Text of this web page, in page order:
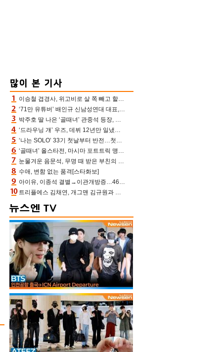
이승철 겹경사, 위고비로 살 쪽 빼고 할아버지 된다‥마음으로 낳은 딸 임신 자랑(유퀴즈)
‘71만 유튜버’ 배인규 신남성연대 대표, 오늘(5일) 숨진 채 발견…향년 36세
박주호 딸 나은 ‘골때녀’ 관중석 등장, 김민재 복제인간 보고 혼란 [결정적장면]
‘드라우닝 걔’ 우즈, 데뷔 12년만 일냈다…체조경기장 입성 확정
‘나는 SOLO’ 33기 첫날부터 반전…첫인상 0표 영호, 호감남 급부상
‘골때녀’ 올스타전, 마시마 포트트릭 맹추격전 5:4 골 잔치 ‘짜릿’ [어제TV]
눈물겨운 음문석, 무명 때 받은 부친의 전재산→폐암 父 세상 떠나기 전 여행(유퀴즈)[어제TV]
수애, 변함 없는 품격[스타화보]
아이유, 이종석 결별→이관개방증…46장 꽉 채운 유애나 ♥ “열심히 사는 중”
트리플에스 김채연, 개그맨 김규원과 함께 프리뷰쇼 진행 [포토엔HD]